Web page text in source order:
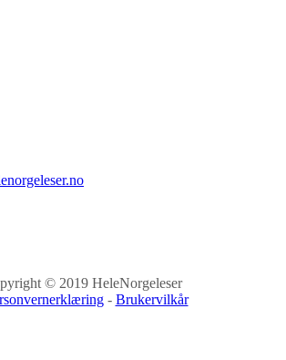
© 2019 HeleNorgeleser
- Brukervilkår